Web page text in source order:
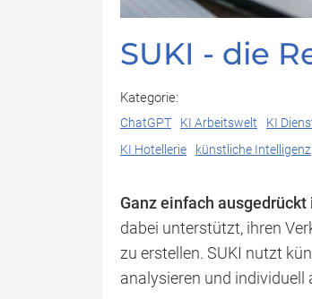
SUKI - die
Kategorie:
ChatGPT KI Arbeitswelt KI
KI Hotellerie
künstliche Intelligenz
Ganz einfach
dabei unterstützt, ihren
zu erstellen. SUKI nutzt
analysieren und